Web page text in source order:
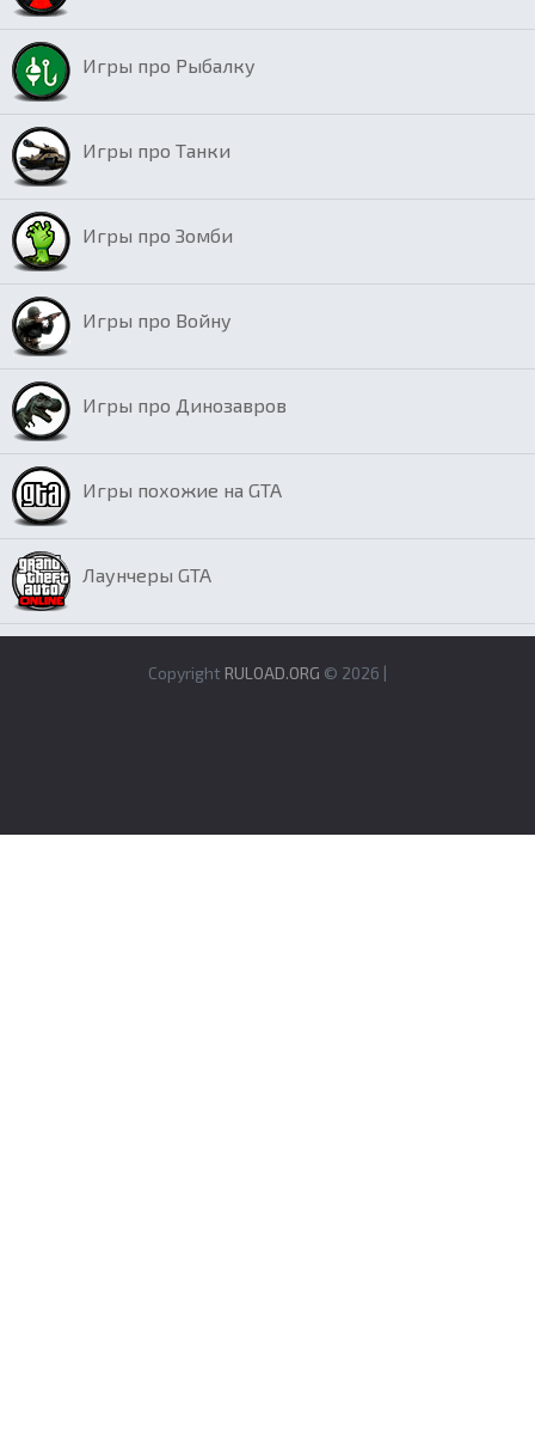
Игры про Рыбалку
Игры про Танки
Игры про Зомби
Игры про Войну
Игры про Динозавров
Игры похожие на GTA
Лаунчеры GTA
Copyright RULOAD.ORG © 2026 |